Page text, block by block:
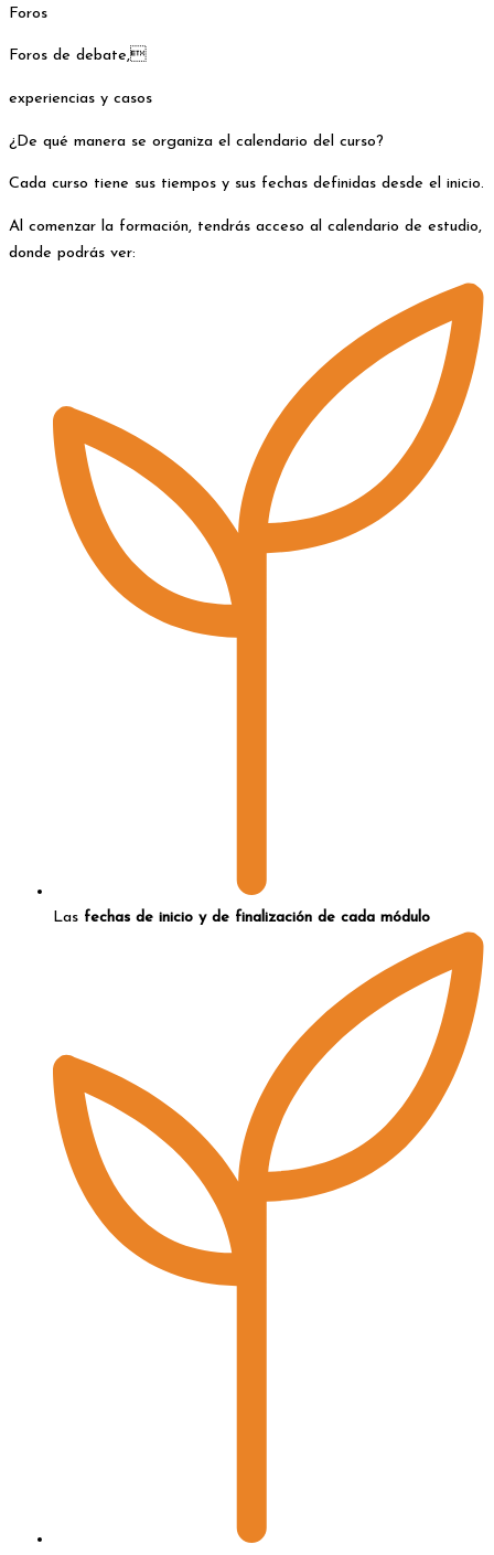
Foros
Foros de debate,
experiencias y casos
¿De qué manera se organiza el calendario del curso?
Cada curso tiene sus tiempos y sus fechas definidas desde el inicio.
Al comenzar la formación, tendrás acceso al calendario de estudio,
donde podrás ver:
Las fechas de inicio y de finalización de cada módulo